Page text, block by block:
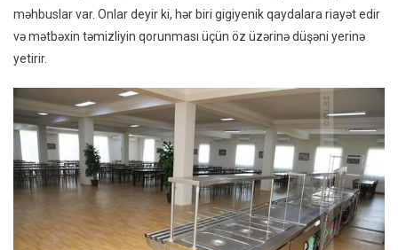
məhbuslar var. Onlar deyir ki, hər biri gigiyenik qaydalara riayət edir
və mətbəxin təmizliyin qorunması üçün öz üzərinə düşəni yerinə
yetirir.